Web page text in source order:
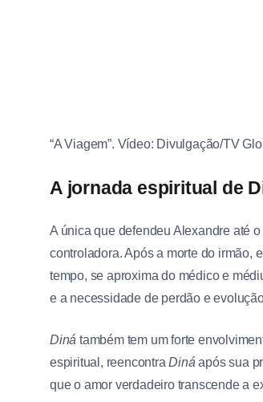
“A Viagem”. Vídeo: Divulgação/TV
A jornada espiritual de
A única que defendeu Alexandre até o
controladora. Após a morte do irmão,
tempo, se aproxima do médico e
e a necessidade de perdão e
Diná também tem um forte
espiritual, reencontraDiná após sua
que o amor verdadeiro transcende a